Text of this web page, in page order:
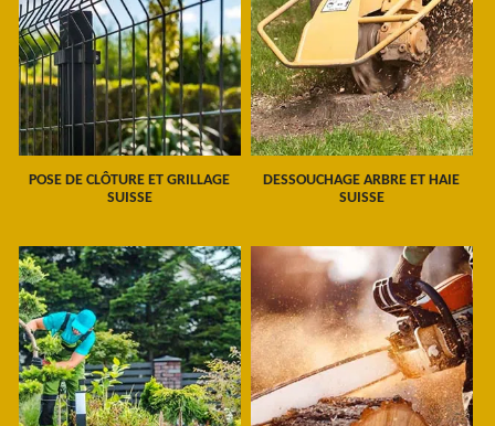
POSE DE CLÔTURE ET GRILLAGE
SUISSE
DESSOUCHAGE ARBRE ET HAIE
SUISSE